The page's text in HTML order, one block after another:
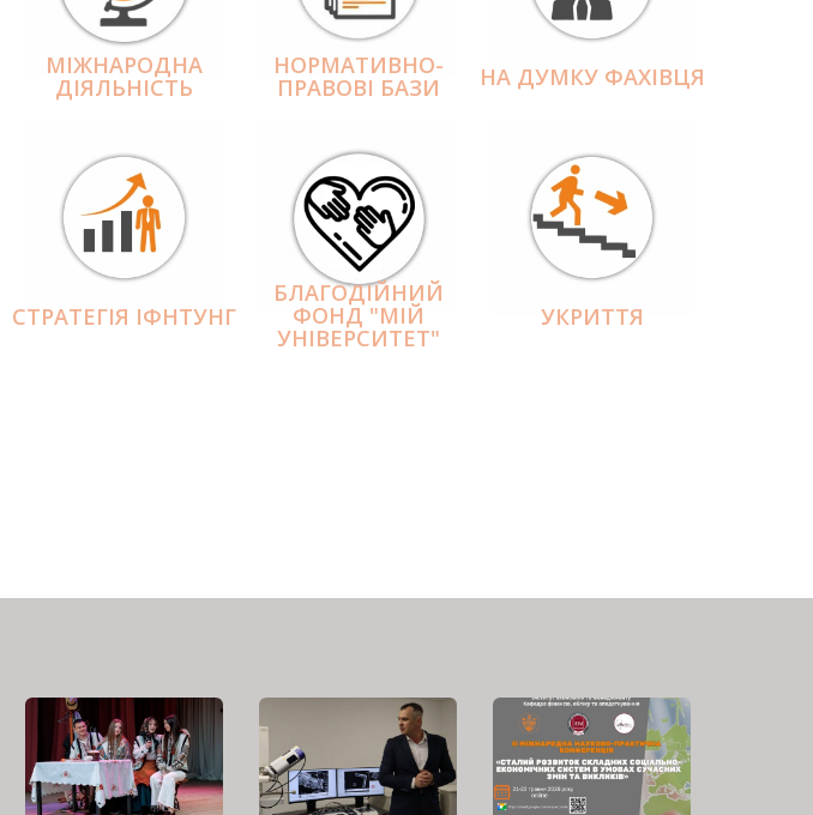
МІЖНАРОДНА
ДІЯЛЬНІCТЬ
НОРМАТИВНО-
ПРАВОВІ БАЗИ НА ДУМКУ ФАХІВЦЯ
СТРАТЕГІЯ ІФНТУНГ
БЛАГОДІЙНИЙ
ФОНД "МІЙ
УНІВЕРСИТЕТ"
УКРИТТЯ